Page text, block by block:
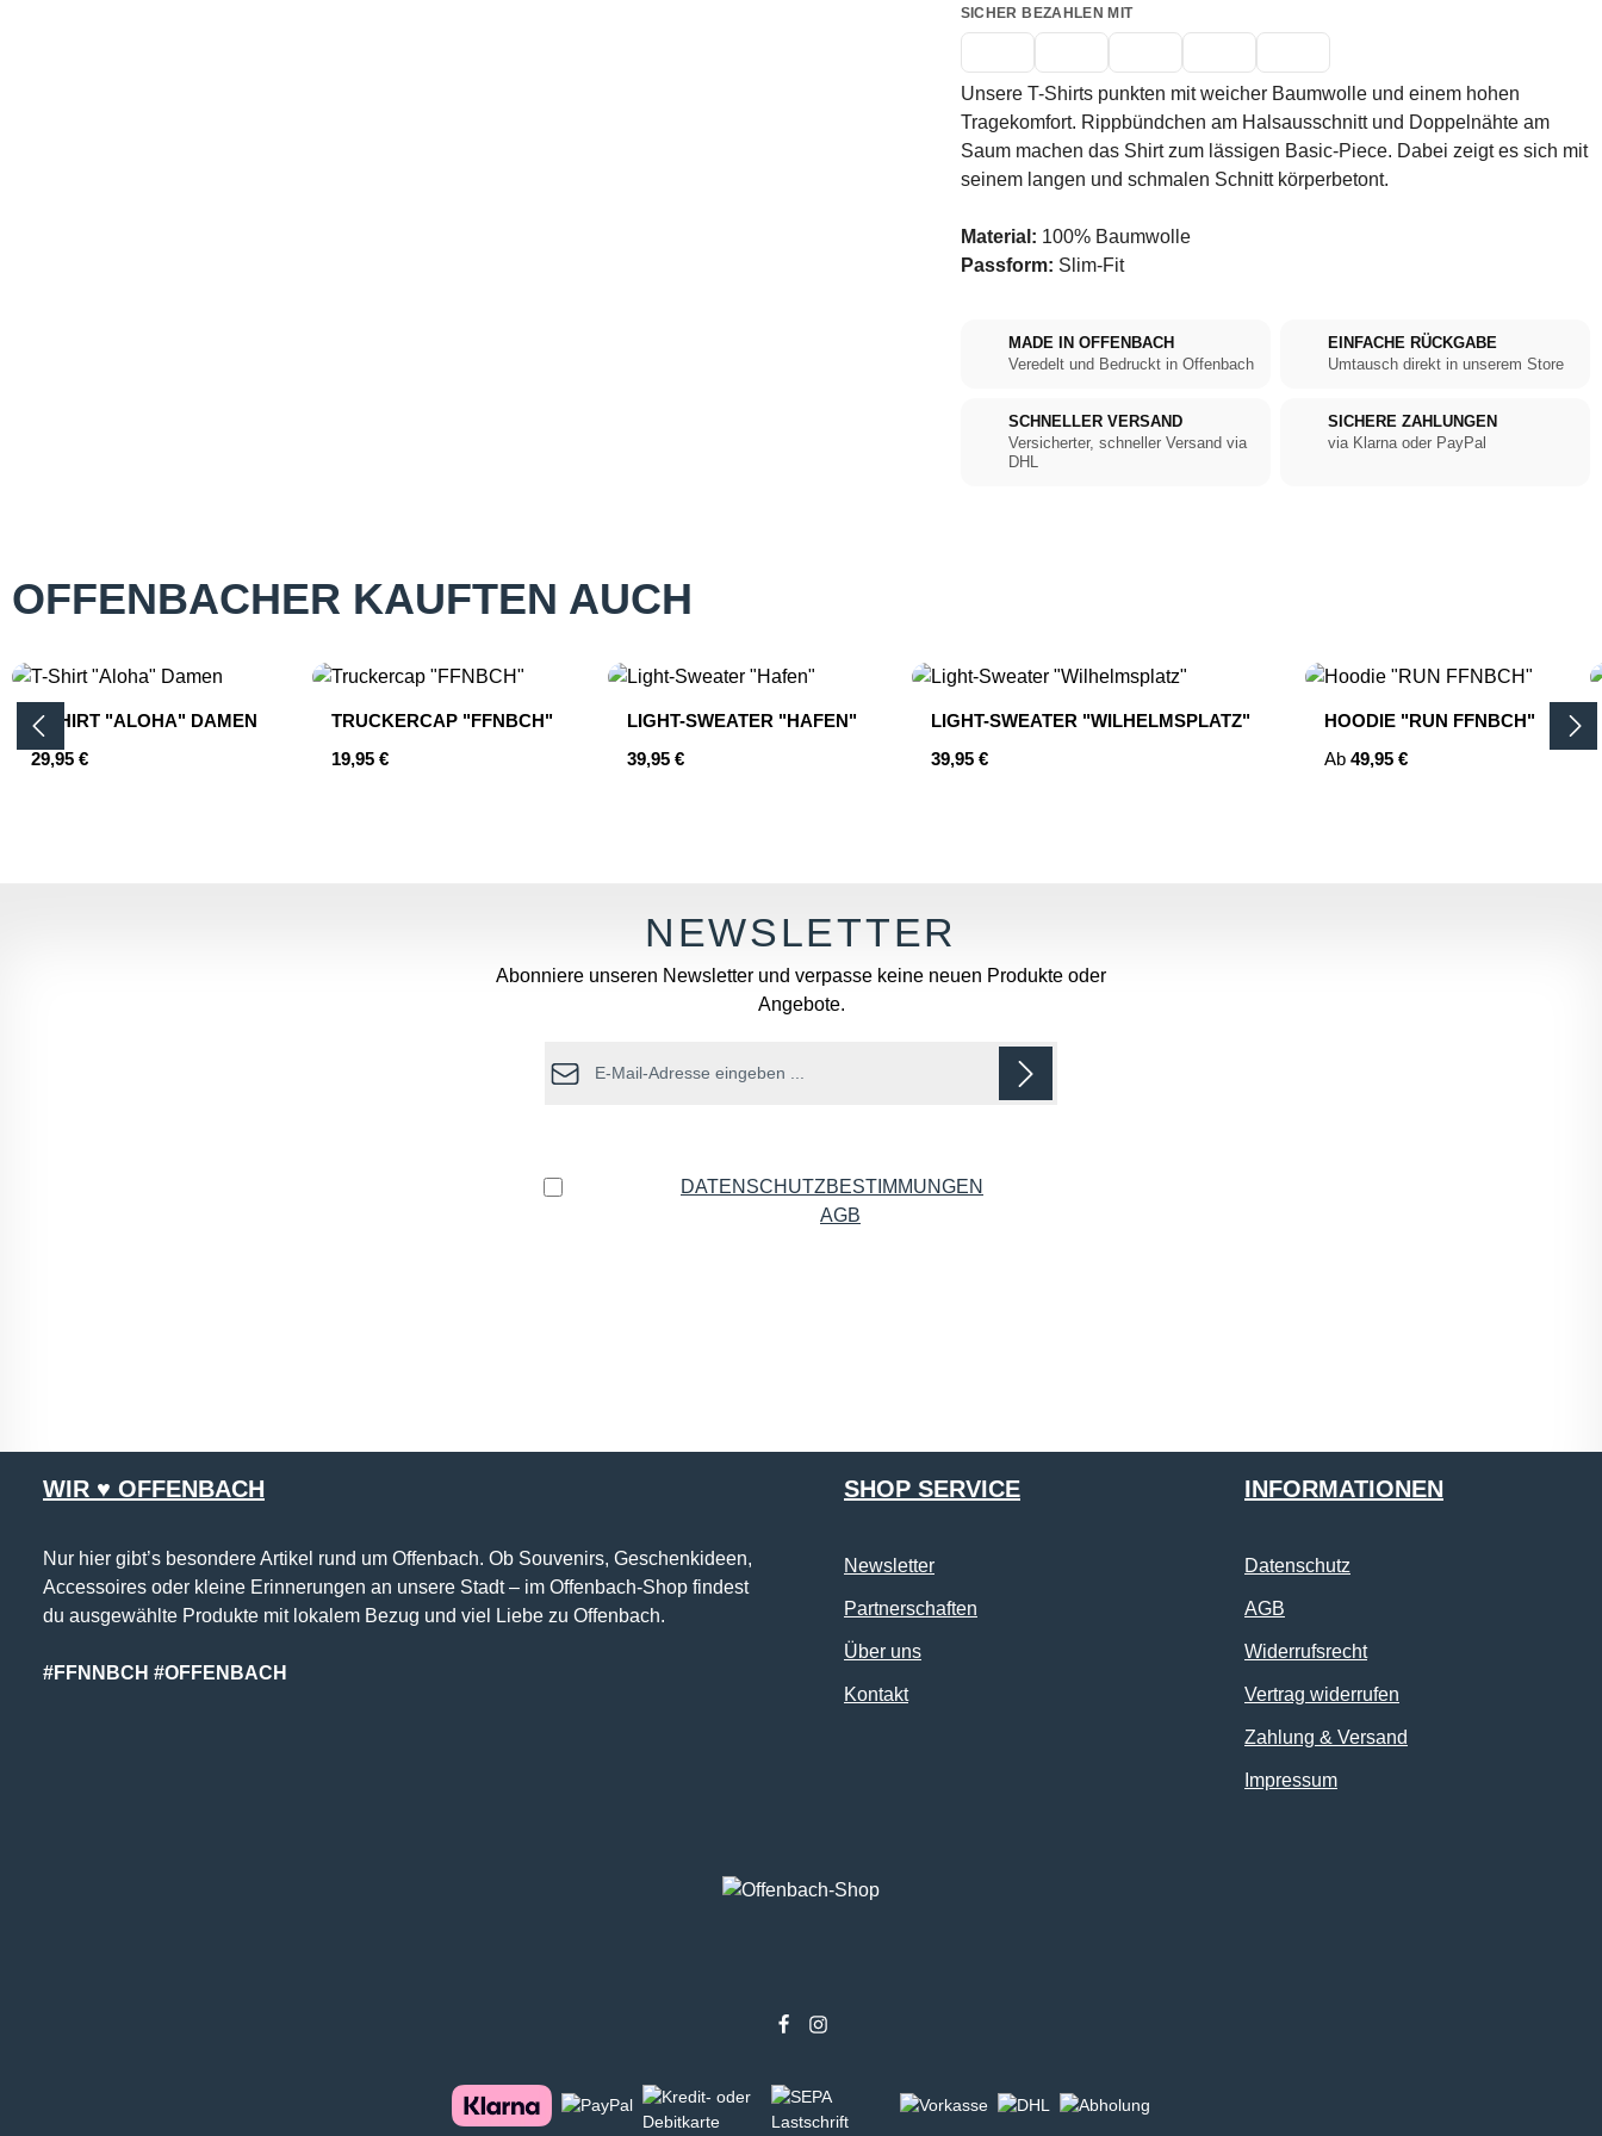
SICHER BEZAHLEN MIT
Unsere T-Shirts punkten mit weicher Baumwolle und einem hohen
Tragekomfort. Rippbündchen am Halsausschnitt und Doppelnähte am
Saum machen das Shirt zum lässigen Basic-Piece. Dabei zeigt es sich mit
seinem langen und schmalen Schnitt körperbetont.
Material: 100% Baumwolle
Passform: Slim-Fit
MADE IN OFFENBACH
Veredelt und Bedruckt in Offenbach
EINFACHE RÜCKGABE
Umtausch direkt in unserem Store
SCHNELLER VERSAND
Versicherter, schneller Versand via
DHL
SICHERE ZAHLUNGEN
via Klarna oder PayPal
OFFENBACHER KAUFTEN AUCH
Produktgalerie überspringen
T-SHIRT "ALOHA" DAMEN
Regulärer Preis:
29,95 €
TRUCKERCAP "FFNBCH"
Regulärer Preis:
19,95 €
LIGHT-SWEATER "HAFEN"
Regulärer Preis:
39,95 €
LIGHT-SWEATER "WILHELMSPLATZ"
Regulärer Preis:
39,95 €
HOODIE "RUN FFNBCH"
Regulärer Preis:
Ab 49,95 €
Abonniere unseren Newsletter und verpasse keine neuen Produkte oder
Angebote.
DATENSCHUTZBESTIMMUNGEN
AGB
WIR ♥ OFFENBACH
Nur hier gibt’s besondere Artikel rund um Offenbach. Ob Souvenirs, Geschenkideen,
Accessoires oder kleine Erinnerungen an unsere Stadt – im Offenbach-Shop findest
du ausgewählte Produkte mit lokalem Bezug und viel Liebe zu Offenbach.
#FFNNBCH #OFFENBACH
SHOP SERVICE
Newsletter
Partnerschaften
Über uns
Kontakt
INFORMATIONEN
Datenschutz
AGB
Widerrufsrecht
Vertrag widerrufen
Zahlung & Versand
Impressum